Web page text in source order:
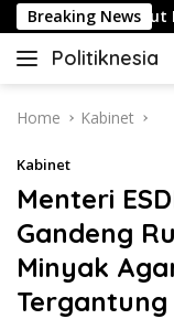
Skip
to
content
Breaking News
Buntut Pilot
Politiknesia
Politiknesia.com
Home Kabinet
Kabinet
Menteri
Gandeng
Minyak